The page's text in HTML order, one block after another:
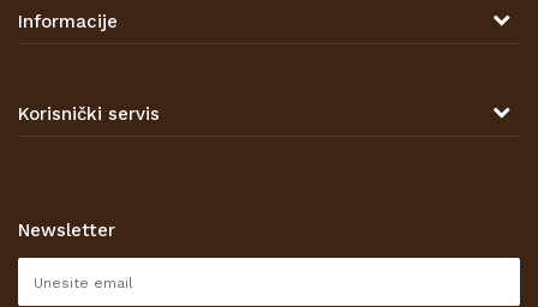
47000 Karlovac
Informacije
Prodajna mjesta
Korisnički servis
Korištenje kolačića
Reklamacije
Newsletter